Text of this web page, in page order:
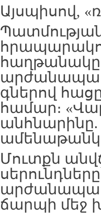
Այսպիսով,
հաղթանակը
գներով
համար։
ամենաթանկ
Մուտքն
ճարպի մեջ